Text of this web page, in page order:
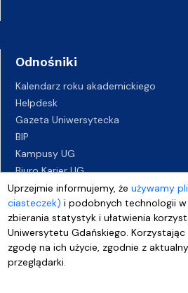
Uprzejmie informujemy, żeużywamy
ciasteczek) i podobnych technologii
zbierania statystyk i ułatwienia
Uniwersytetu Gdańskiego.
zgodę na ich użycie, zgodnie z
przeglądarki.
Odnośniki
Kalendarz roku akademickiego
Helpdesk
Gazeta Uniwersytecka
BIP
Kampusy UG
Biuro Karier UG
Oferty pracy
Deklaracja dostępności